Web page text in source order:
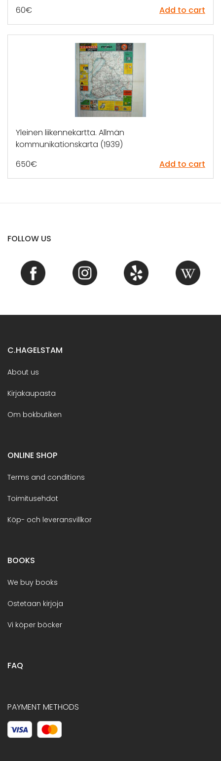
60€ Add to cart
Yleinen liikennekartta. Allmän
kommunikationskarta (1939)
650€ Add to cart
FOLLOW US
C.HAGELSTAM
About us
Kirjakaupasta
Om bokbutiken
ONLINE SHOP
Terms and conditions
Toimitusehdot
Köp- och leveransvillkor
BOOKS
We buy books
Ostetaan kirjoja
Vi köper böcker
FAQ
PAYMENT METHODS